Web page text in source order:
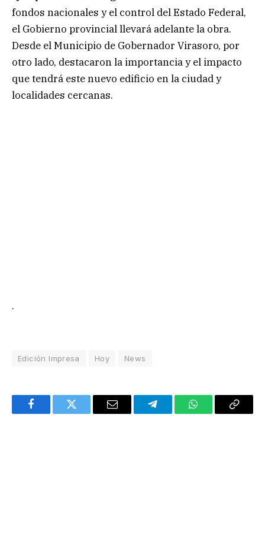
fondos nacionales y el control del Estado Federal,
el Gobierno provincial llevará adelante la obra.
Desde el Municipio de Gobernador Virasoro, por
otro lado, destacaron la importancia y el impacto
que tendrá este nuevo edificio en la ciudad y
localidades cercanas.
.
Edición Impresa Hoy News
FacebookTwitter Email TelegramWhatsAppCopy